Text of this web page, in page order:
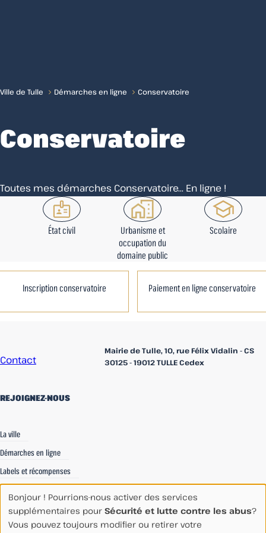
Ville de Tulle Démarches en ligne Conservatoire
Conservatoire
Toutes mes démarches Conservatoire... En ligne !
État civil
Urbanisme et
occupation du
domaine public
Scolaire
Inscription conservatoire Paiement en ligne conservatoire
Contact
Mairie de Tulle, 10, rue Félix Vidalin - CS
30125 - 19012 TULLE Cedex
REJOIGNEZ-NOUS
La ville
Démarches en ligne
Labels et récompenses
Recrutements
Espace Communication
Espace Agents
Bonjour ! Pourrions-nous activer des services
supplémentaires pour Sécurité et lutte contre les abus?
Vous pouvez toujours modifier ou retirer votre